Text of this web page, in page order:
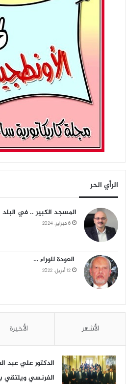
الرأي الحر
المسجد الكبير .. في البلد
6 فبراير، 2024
العودة للوراء …
12 أبريل، 2022
الأشهر الأخيرة
الدكتور علي عبد
الفرنسي ويلتقي